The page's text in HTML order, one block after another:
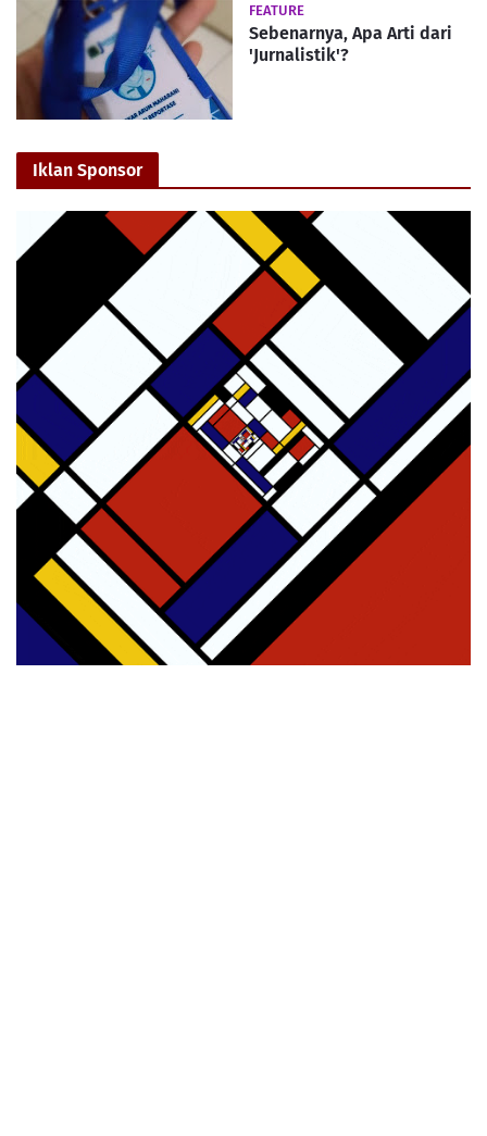
FEATURE
Sebenarnya, Apa Arti dari
'Jurnalistik'?
Iklan Sponsor